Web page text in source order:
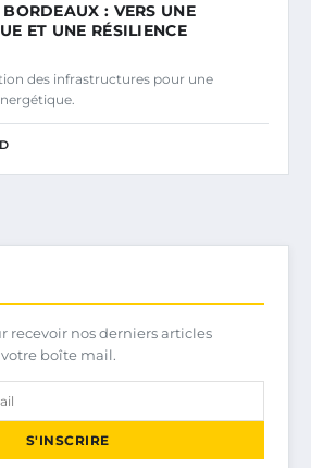
BORDEAUX : VERS UNE
ET UNE RÉSILIENCE
des infrastructures pour une
recevoir nos derniers articles
boîte mail.
S'INSCRIRE